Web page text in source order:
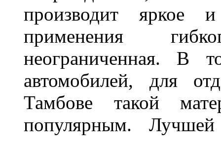
производит яркое
применения
неограниченная.
автомобилей, для
Тамбове такой
популярным.